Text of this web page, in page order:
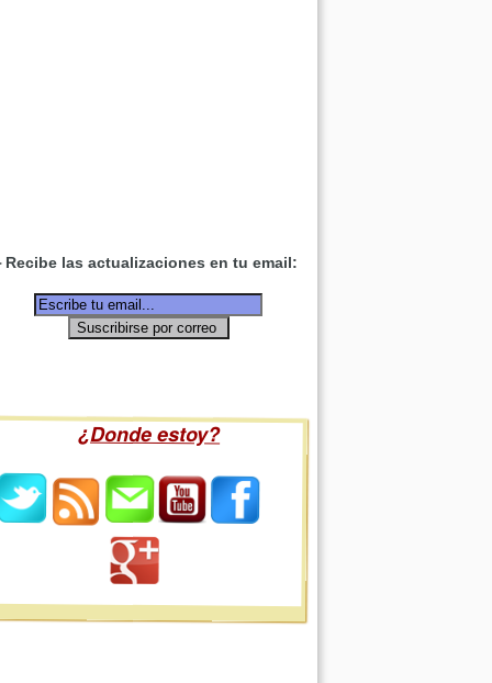
las actualizaciones en tu email:
¿Donde estoy?